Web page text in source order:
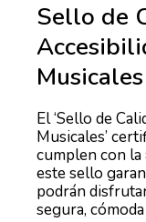
Sello de
Musicales
El ‘Sello de
Musicales’
cumplen con la
este sello
podrán
segura,